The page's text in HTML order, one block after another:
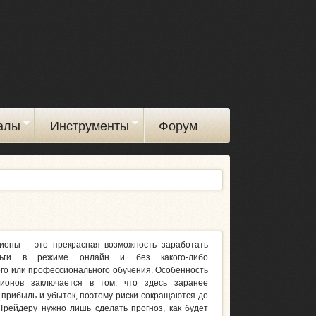
Инструменты Форум
– это прекрасная возможность заработать
в режиме онлайн и без какого-либо
или профессионального обучения. Особенность
заключается в том, что здесь заранее
прибыль и убыток, поэтому риски сокращаются до
нужно лишь сделать прогноз, как будет